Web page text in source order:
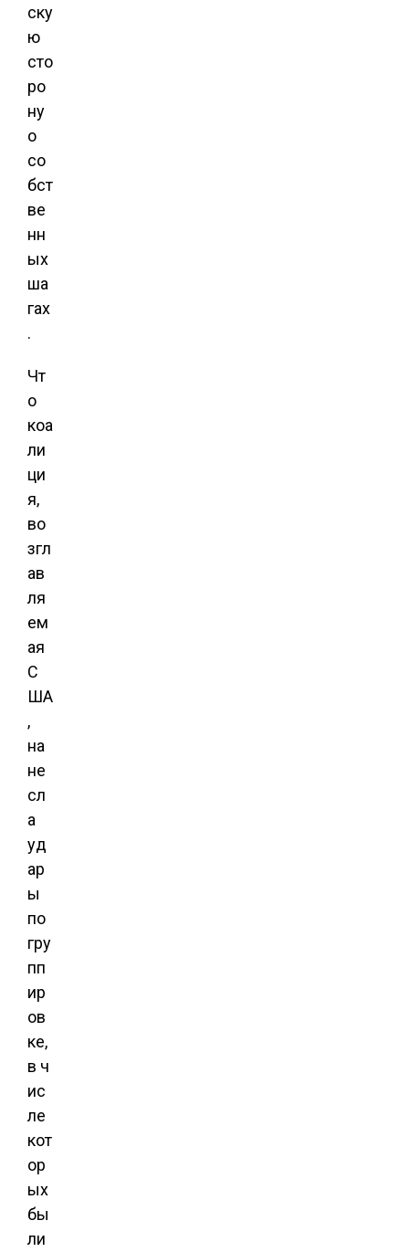
ску
ю
сто
ро
ну
о
со
бст
ве
нн
ых
ша
гах
.
Чт
о
коа
ли
ци
я,
во
згл
ав
ля
ем
ая
С
ША
,
на
не
сл
а
уд
ар
ы
по
гру
пп
ир
ов
ке,
в ч
ис
ле
кот
ор
ых
бы
ли